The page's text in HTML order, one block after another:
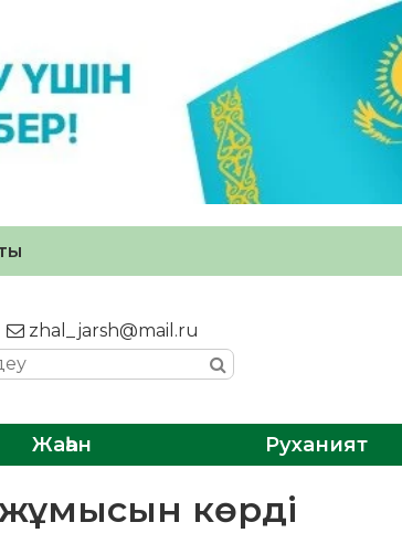
zhal_jarsh@mail.ru
Жаһан Руханият
жұмысын көрді